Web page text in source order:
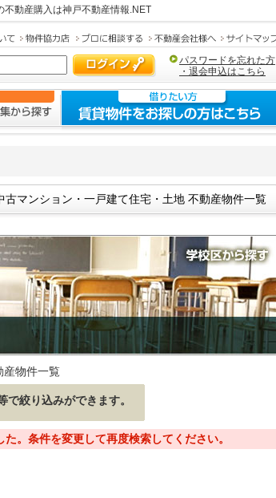
不動産購入は神戸不動産情報.NET
パスワードを忘れた方
・退会申込はこちら
古マンション・一戸建て住宅・土地 不動産物件一覧
産物件一覧
絞り込みができます。
。条件を変更して再度検索してください。